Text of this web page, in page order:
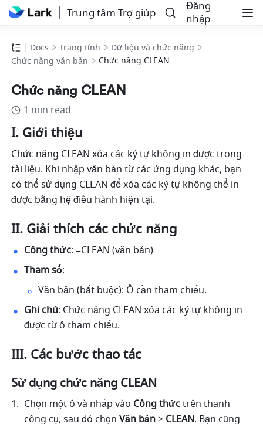
Trung tâm Trợ giúp
Đăng
nhập
Docs Trang tính
Dữ liệu và chức năng
Chức năng văn bản
Chức năng CLEAN
Chức năng CLEAN
1 min read
I. Giới thiệu
Chức năng CLEAN xóa các ký tự không in được trong
tài liệu. Khi nhập văn bản từ các ứng dụng khác, bạn
có thể sử dụng CLEAN để xóa các ký tự không thể in
được bằng hệ điều hành hiện tại.
II. Giải thích các chức năng
Công thức: =CLEAN (văn bản)
Tham số:
Văn bản (bắt buộc): Ô cần tham chiếu.
Ghi chú: Chức năng CLEAN xóa các ký tự không in
được từ ô tham chiếu.
III. Các bước thao tác
Sử dụng chức năng CLEAN
Chọn một ô và nhấp vào Công thức trên thanh
công cụ, sau đó chọn Văn bản > CLEAN. Bạn cũng